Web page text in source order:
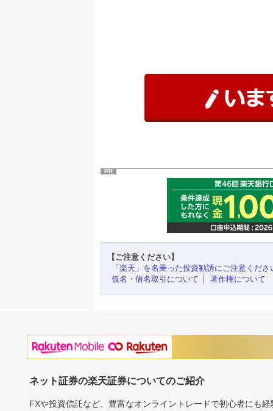
PR
【ご注意ください】
「楽天」を名乗った投資勧誘にご注意くださ
仮名・借名取引について
著作権について
ネット証券の楽天証券についてのご紹介
FXや投資信託など、豊富なオンライントレードで初心者にも